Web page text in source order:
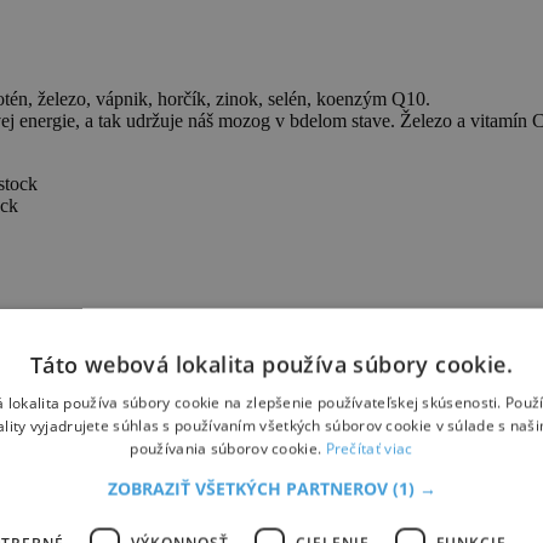
železo, vápnik, horčík, zinok, selén, koenzým Q10.
a tak udržuje náš mozog v bdelom stave. Železo a
organizmu a znižuje cholesterol. Antioxidanty a vitamín C
vláknina, draslík.
ktorá vo vyššom množstve ohrozuje
Táto webová lokalita používa súbory cookie.
lokalita používa súbory cookie na zlepšenie používateľskej skúsenosti.
vyjadrujete súhlas s používaním všetkých súborov cookie v súlade s
používania súborov cookie. Prečítať viac
ZOBRAZIŤ VŠETKÝCH PARTNEROV (1) →